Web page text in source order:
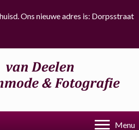
Ons nieuwe adres is: Dorpsstraat
Menu